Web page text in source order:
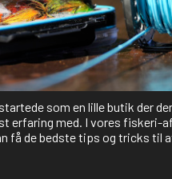
som en lille butik der
erfaring med. I vores fiskeri-
få de bedste tips og tricks til